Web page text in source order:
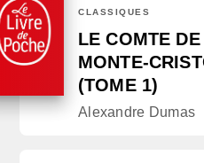
CLASSIQUES
LE COMTE DE
MONTE-
(TOME 1)
Alexandre Dumas